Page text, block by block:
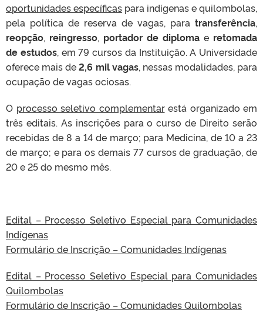
oportunidades específicas para indígenas e quilombolas,
pela política de reserva de vagas, para transferência,
reopção, reingresso, portador de diploma e retomada
de estudos, em 79 cursos da Instituição. A Universidade
oferece mais de2,6 mil vagas, nessas modalidades, para
ocupação de vagas ociosas.
O processo seletivo complementarestá organizado em
três editais. As inscrições para o curso de Direito serão
recebidas de 8 a 14 de março; para Medicina, de 10 a 23
de março; e para os demais 77 cursos de graduação, de
20 e 25 do mesmo mês.
Edital – Processo Seletivo Especial para Comunidades
Indígenas
Formulário de Inscrição – Comunidades Indígenas
Edital – Processo Seletivo Especial para Comunidades
Quilombolas
Formulário de Inscrição – Comunidades Quilombolas